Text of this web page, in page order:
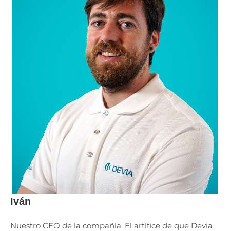
Iván
Nuestro CEO de la compañía. El artífice de que Devia